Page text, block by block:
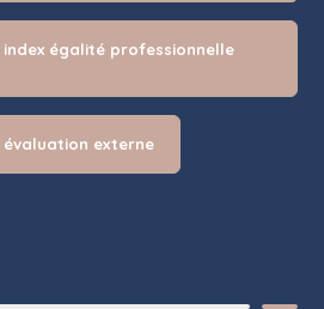
index égalité professionnelle
évaluation externe